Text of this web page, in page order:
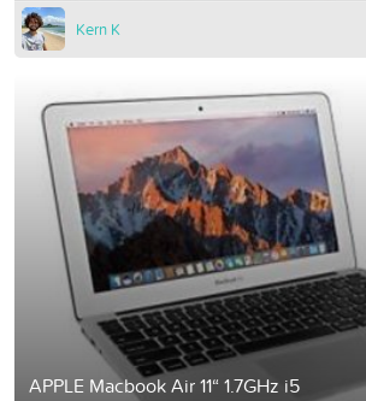
Kern K
APPLE Macbook Air 11“ 1.7GHz i5